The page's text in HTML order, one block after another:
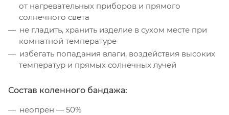
от нагревательных приборов и прямого
солнечного света
не гладить, хранить изделие в сухом месте при
комнатной температуре
избегать попадания влаги, воздействия высоких
температур и прямых солнечных лучей
Состав коленного бандажа:
неопрен — 50%